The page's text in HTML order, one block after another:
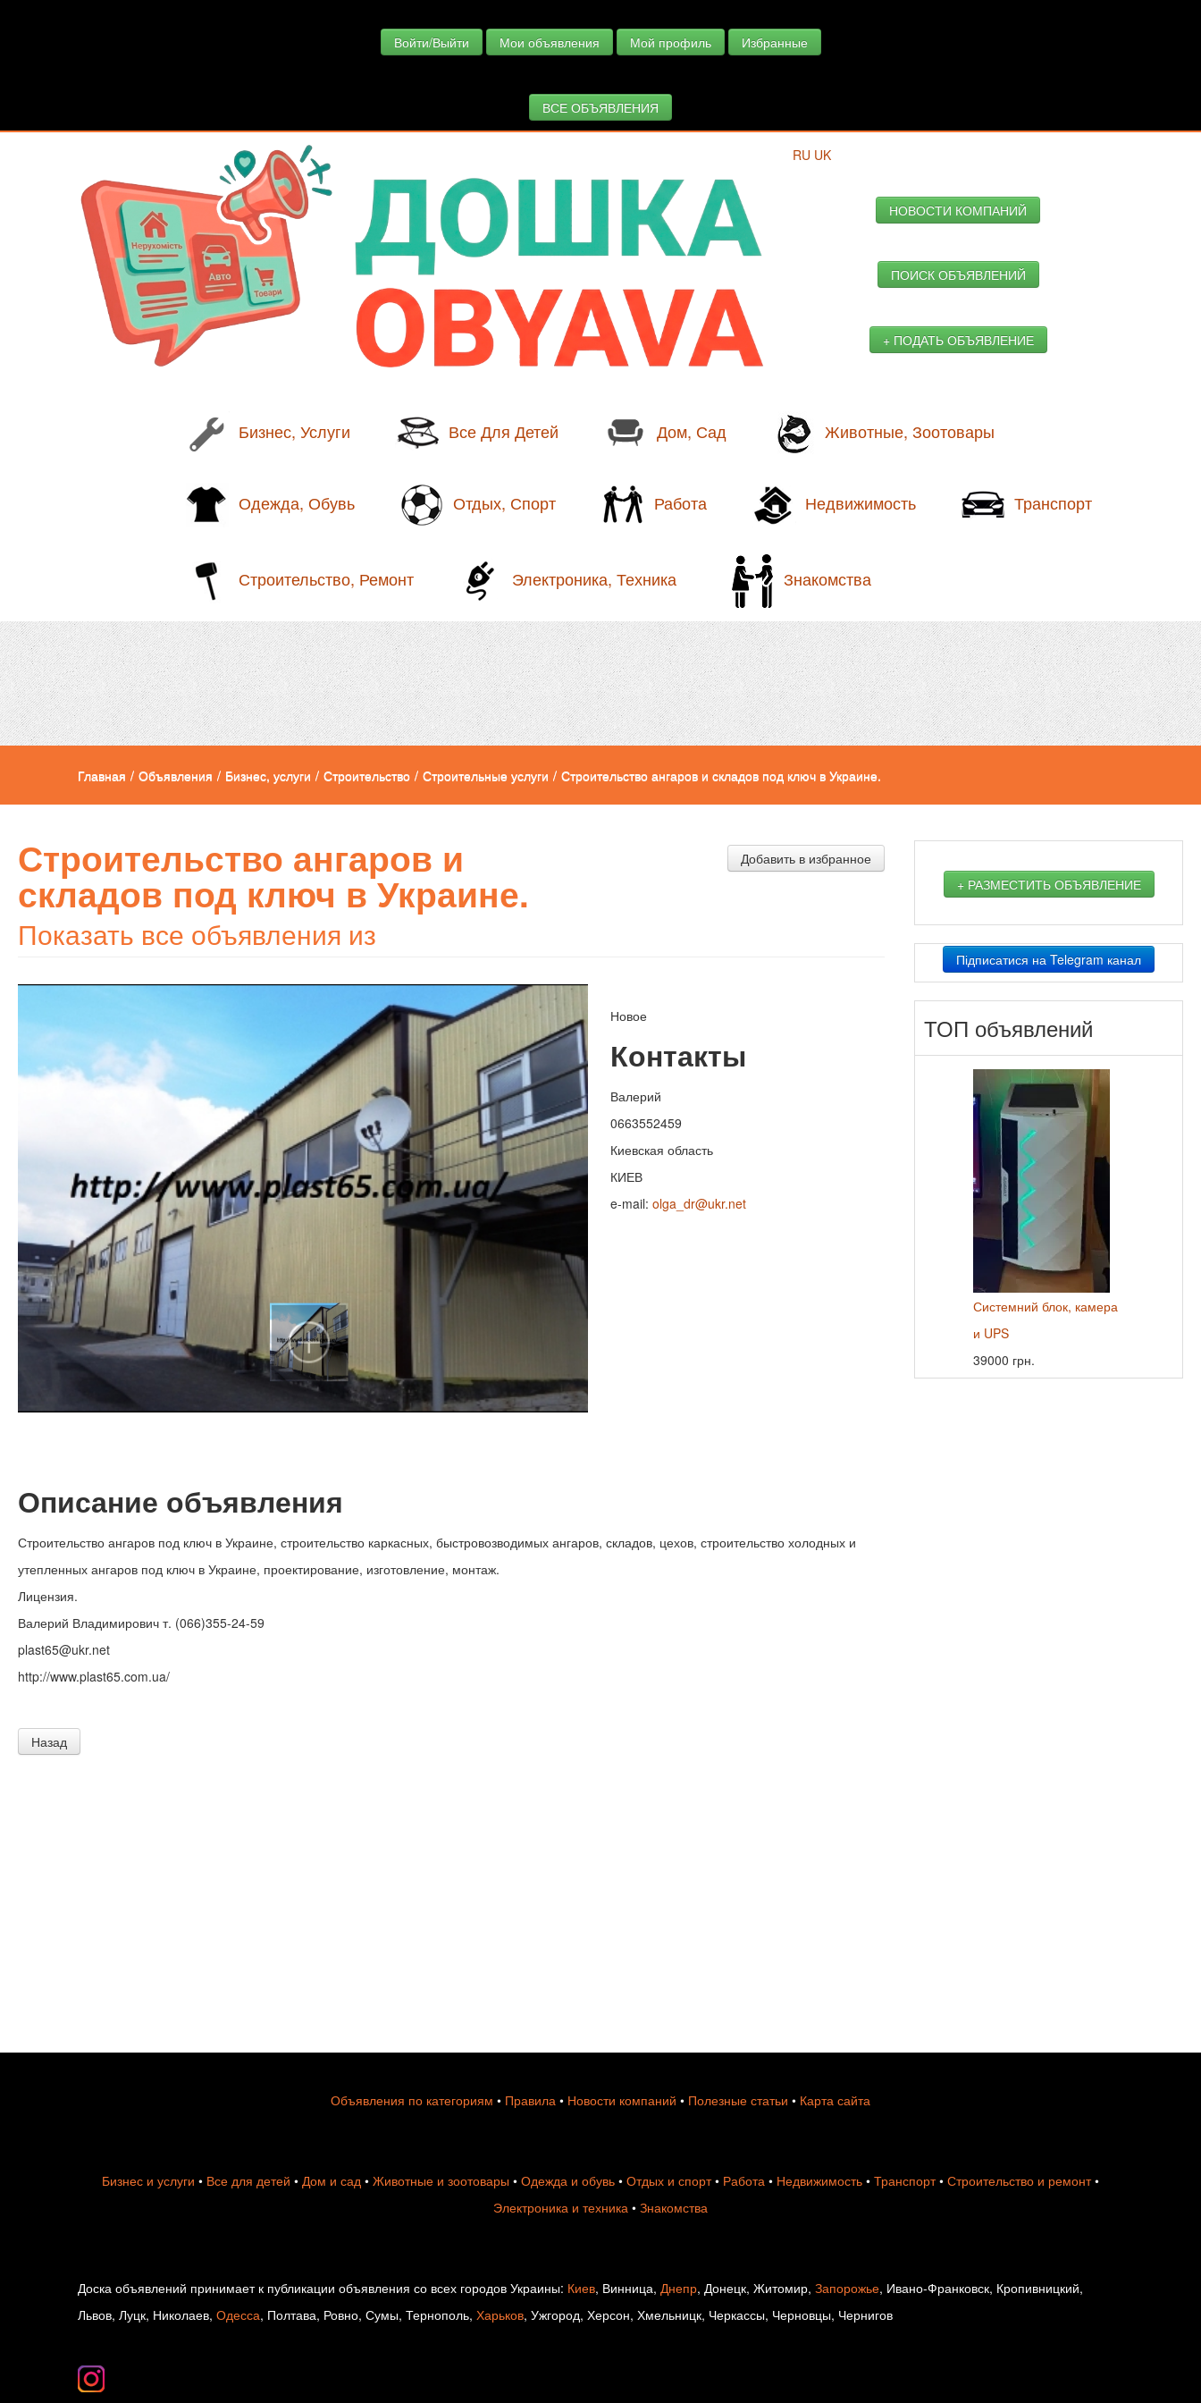
Войти/Выйти Мои объявления Мой профиль Избранные
ВСЕ ОБЪЯВЛЕНИЯ
RU UK
НОВОСТИ КОМПАНИЙ
ПОИСК ОБЪЯВЛЕНИЙ
+ ПОДАТЬ ОБЪЯВЛЕНИЕ
Бизнес, Услуги Все Для Детей Дом, Сад Животные, Зоотовары
Одежда, Обувь Отдых, Спорт Работа Недвижимость Транспорт
Строительство, Ремонт Электроника, Техника Знакомства
Главная / Объявления / Бизнес, услуги / Строительство / Строительные услуги / Строительство ангаров и складов под ключ в Украине.
Строительство ангаров и
складов под ключ в Украине.
Показать все объявления из
Добавить в избранное
Новое
Контакты
Валерий
0663552459
Киевская область
КИЕВ
e-mail: olga_dr@ukr.net
Описание объявления
Строительство ангаров под ключ в Украине, строительство каркасных, быстровозводимых ангаров, складов, цехов, строительство холодных и
утепленных ангаров под ключ в Украине, проектирование, изготовление, монтаж.
Лицензия.
Валерий Владимирович т. (066)355-24-59
plast65@ukr.net
http://www.plast65.com.ua/
Назад
+ РАЗМЕСТИТЬ ОБЪЯВЛЕНИЕ
Підписатися на Telegram канал
ТОП объявлений
Системний блок, камера
и UPS
39000 грн.
Объявления по категориям • Правила • Новости компаний • Полезные статьи • Карта сайта
Бизнес и услуги • Все для детей • Дом и сад • Животные и зоотовары • Одежда и обувь • Отдых и спорт• Работа • Недвижимость • Транспорт• Строительство и ремонт•
Электроника и техника • Знакомства
Доска объявлений принимает к публикации объявления со всех городов Украины: Киев, Винница, Днепр, Донецк, Житомир, Запорожье, Ивано-Франковск, Кропивницкий,
Львов, Луцк, Николаев, Одесса, Полтава, Ровно, Сумы, Тернополь, Харьков, Ужгород, Херсон, Хмельницк, Черкассы, Черновцы, Чернигов